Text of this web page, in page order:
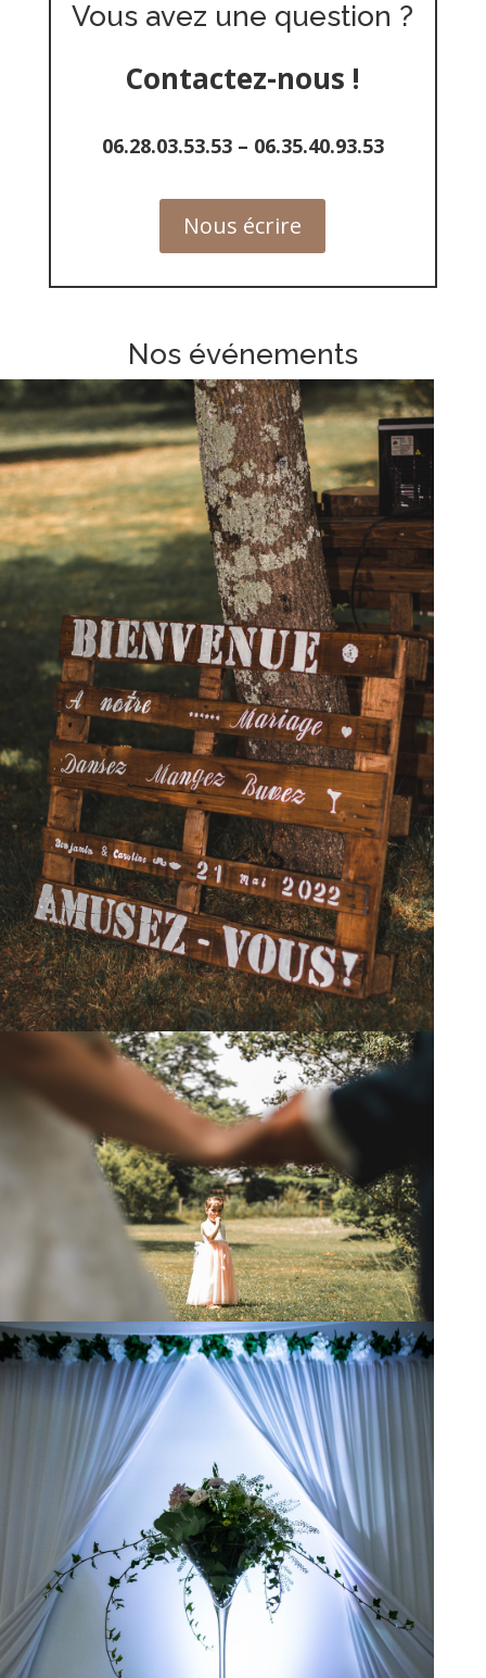
Vous avez une question ?
Contactez-nous !
06.28.03.53.53– 06.35.40.93.53
Nous écrire
Nos événements